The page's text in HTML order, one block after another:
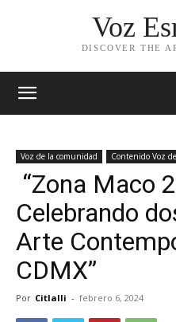
Voz
DISCOVER THE
Voz de la comunidad Contenido Voz
“Zona Maco
Celebrando
Arte
CDMX”
Por Citlalli - febrero 6, 2024